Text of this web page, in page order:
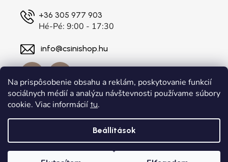
Na prispôsobenie obsahu a reklám, poskytovanie funkcií
sociálnych médií a analýzu návštevnosti používame súbory
cookie. Viac informácií tu.
Beállítások
+36 305 977 903
Hé-Pé: 9:00 - 17:30
info@csinishop.hu
Shoptet készítette a Adatelier